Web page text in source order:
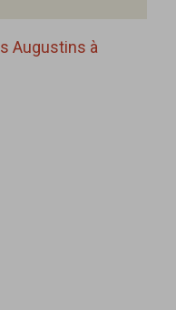
Augustins à